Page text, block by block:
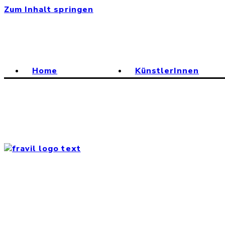
Zum Inhalt springen
Home
KünstlerInnen